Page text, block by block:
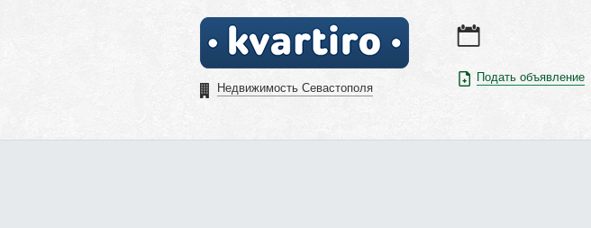
Недвижимость Севастополя
Подать объявление